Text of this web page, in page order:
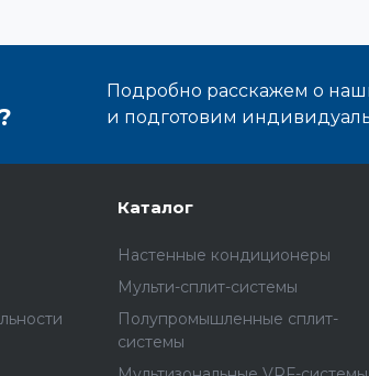
Подробно расскажем о
и подготовим
Каталог
Настенные кондиционеры
Мульти-сплит-системы
Полупромышленные сплит-
системы